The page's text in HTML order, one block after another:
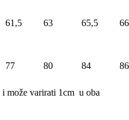
61,5 63 65,5
77 80 84 86
i može varirati 1cm u oba